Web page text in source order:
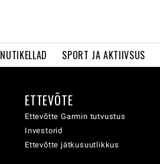
NUTIKELLAD SPORT JA AKTIIVSUS
ETTEVÕTE
Ettevõtte Garmin tutvustus
Investorid
Ettevõtte jätkusuutlikkus